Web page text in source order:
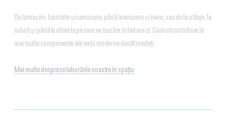
De la mașini, biciclete și camioane, până la avioane și nave, sau de la utilaje, la
roboți și până la obiecte pe care ne bazăm în fiecare zi, Castrol contribuie la
mai multe componente ale vieții moderne decât credeți.
Mai multe despre colaborările noastre în spațiu